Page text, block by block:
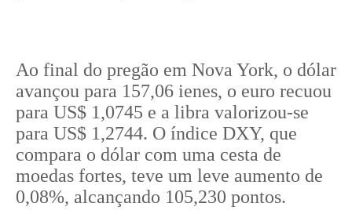
Ao final do pregão em Nova York, o dólar
avançou para 157,06 ienes, o euro recuou
para US$ 1,0745 e a libra valorizou-se
para US$ 1,2744. O índice DXY, que
compara o dólar com uma cesta de
moedas fortes, teve um leve aumento de
0,08%, alcançando 105,230 pontos.